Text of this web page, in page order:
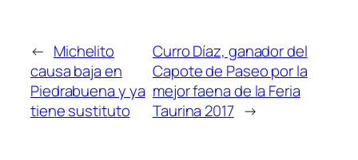
← Michelito
causa baja en
Piedrabuena y ya
tiene sustituto
Curro Díaz, ganador del
Capote de Paseo por la
mejor faena de la Feria
Taurina 2017 →